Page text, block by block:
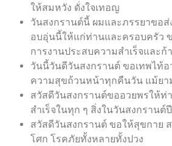
ให้สมหวัง ดั่งใจเทอญ
วันสงกรานต์นี้ ผมและภรรยาขอ
อบอุ่นนี้ให้แก่ท่านและครอบครัว
การงานประสบความสำเร็จและก้
วันนี้วันดีวันสงกรานต์ ขอเทพไท้
ความสุขถ้วนหน้าทุกคืนวัน แม้ยา
สวัสดีวันสงกรานต์ขออวยพรให้ท่
สำเร็จในทุก ๆ สิ่งในวันสงกรานต์
สวัสดีวันสงกรานต์ ขอให้สุขกาย
โศก โรคภัยทั้งหลายทั้งปวง